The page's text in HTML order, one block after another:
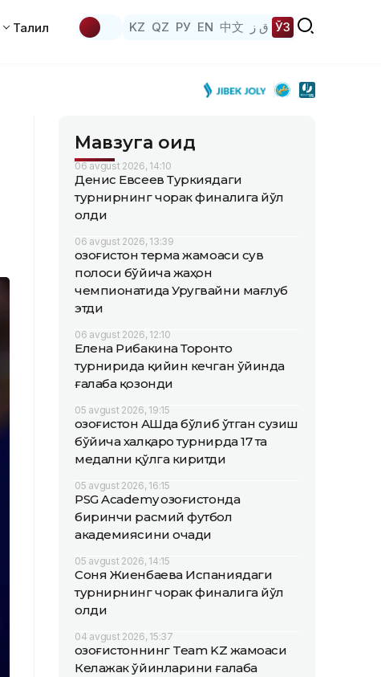
Таҳлил KZ QZ РУ EN 中文 ق ز ЎЗ
Мавзуга оид
06 avgust 2026, 14:10
Денис Евсеев Туркиядаги
турнирнинг чорак финалига йўл
олди
06 avgust 2026, 13:39
Қозоғистон терма жамоаси сув
полоси бўйича жаҳон
чемпионатида Уругвайни мағлуб
этди
06 avgust 2026, 12:10
Елена Рибакина Торонто
турнирида қийин кечган ўйинда
ғалаба қозонди
05 avgust 2026, 19:15
Қозоғистон АҚШда бўлиб ўтган сузиш
бўйича халқаро турнирда 17 та
медални қўлга киритди
05 avgust 2026, 16:15
PSG Academy Қозоғистонда
биринчи расмий футбол
академиясини очади
05 avgust 2026, 14:15
Соня Жиенбаева Испаниядаги
турнирнинг чорак финалига йўл
олди
04 avgust 2026, 15:37
Қозоғистоннинг Team KZ жамоаси
Келажак ўйинларини ғалаба